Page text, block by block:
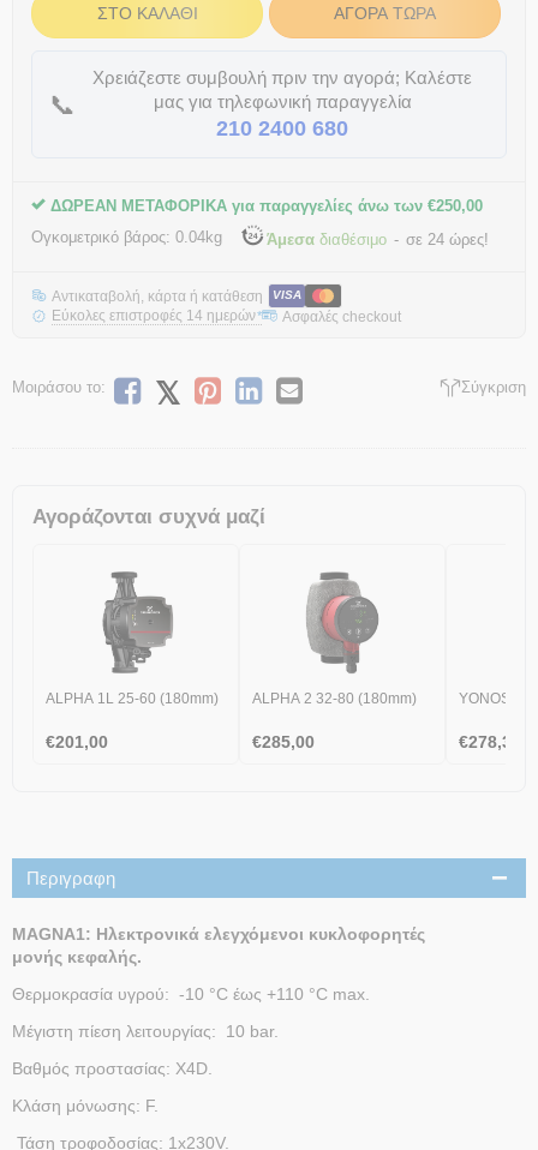
ΣΤΟ ΚΑΛΆΘΙ ΑΓΟΡΆ ΤΏΡΑ
📞
Χρειάζεστε συμβουλή πριν την αγορά; Καλέστε
μας για τηλεφωνική παραγγελία
210 2400 680
ΔΩΡΕΑΝ ΜΕΤΑΦΟΡΙΚΑ για παραγγελίες άνω των €250,00
Ογκομετρικό βάρος: 0.04kg Άμεσα διαθέσιμο σε 24 ώρες!
Αντικαταβολή, κάρτα ή κατάθεση VISA
Εύκολες επιστροφές 14 ημερών* Ασφαλές checkout
Μοιράσου το: Σύγκριση
Αγοράζονται συχνά μαζί
ALPHA 1L 25-60 (180mm)
€201,00
ALPHA 2 32-80 (180mm)
€285,00
YONOS
€278,30
Περιγραφη
MAGNA1: Ηλεκτρονικά ελεγχόμενοι κυκλοφορητές
μονής κεφαλής.
Θερμοκρασία υγρού: -10 °C έως +110 °C max.
Μέγιστη πίεση λειτουργίας: 10 bar.
Βαθμός προστασίας: X4D.
Κλάση μόνωσης: F.
Τάση τροφοδοσίας: 1x230V.